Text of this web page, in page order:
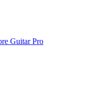
Guitar Pro